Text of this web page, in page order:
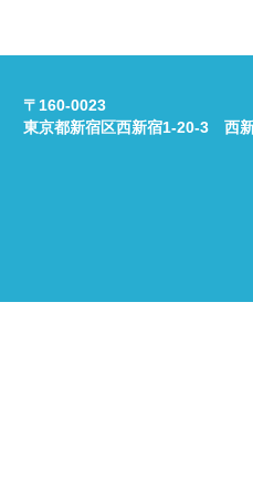
〒160-0023
東京都新宿区西新宿1-20-3 西